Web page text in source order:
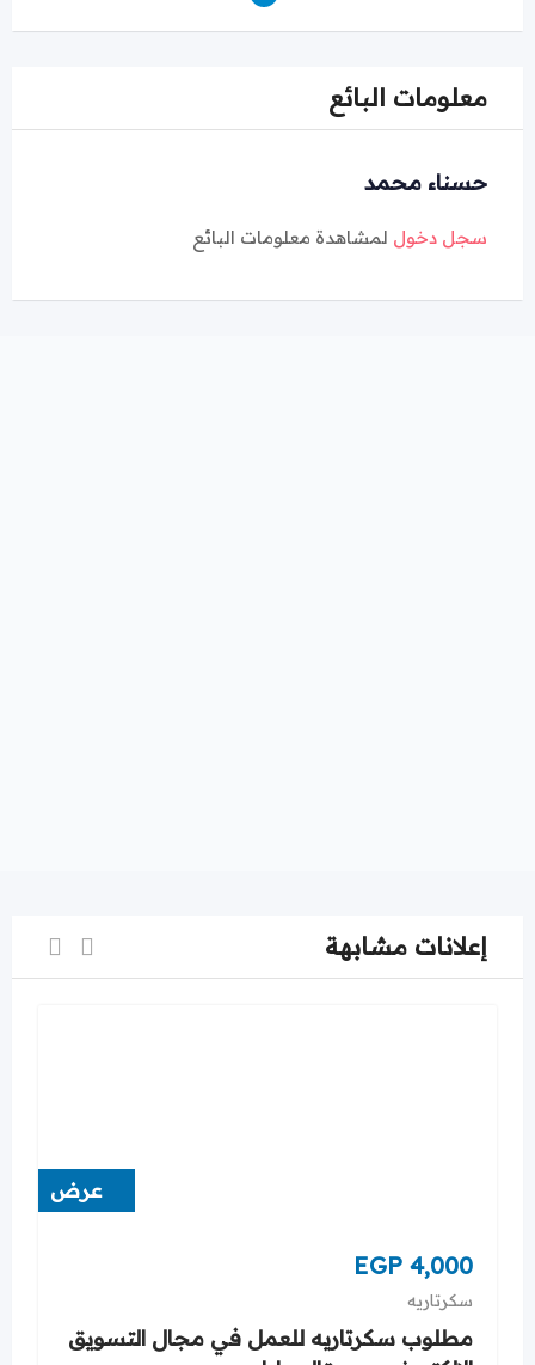
معلومات البائع
حسناء محمد
سجل دخول لمشاهدة معلومات البائع
إعلانات مشابهة
عرض
EGP 4,000
سكرتاريه
مطلوب سكرتاريه للعمل في مجال التسويق